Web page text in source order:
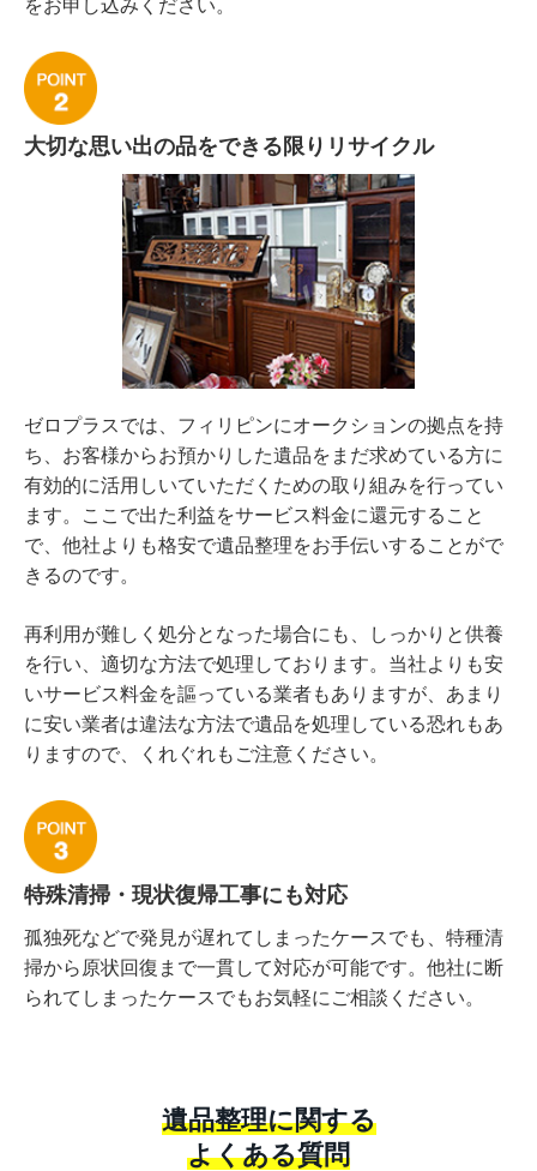
をお申し込みください。
大切な思い出の品をできる限りリサイクル
ゼロプラスでは、フィリピンにオークションの拠点を持
ち、お客様からお預かりした遺品をまだ求めている方に
有効的に活用しいていただくための取り組みを行ってい
ます。ここで出た利益をサービス料金に還元すること
で、他社よりも格安で遺品整理をお手伝いすることがで
きるのです。
再利用が難しく処分となった場合にも、しっかりと供養
を行い、適切な方法で処理しております。当社よりも安
いサービス料金を謳っている業者もありますが、あまり
に安い業者は違法な方法で遺品を処理している恐れもあ
りますので、くれぐれもご注意ください。
特殊清掃・現状復帰工事にも対応
孤独死などで発見が遅れてしまったケースでも、特種清
掃から原状回復まで一貫して対応が可能です。他社に断
られてしまったケースでもお気軽にご相談ください。
遺品整理に関する
よくある質問